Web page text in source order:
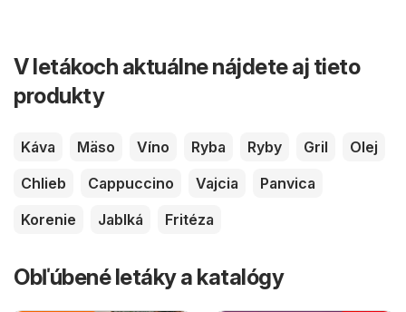
V letákoch aktuálne nájdete aj tieto
produkty
Káva Mäso Víno Ryba Ryby Gril
Olej
Chlieb
Cappuccino Vajcia
Panvica
Korenie
Jablká Fritéza
Obľúbené letáky a katalógy